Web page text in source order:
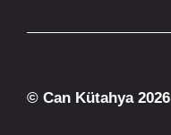
© Can Kütahya 2026